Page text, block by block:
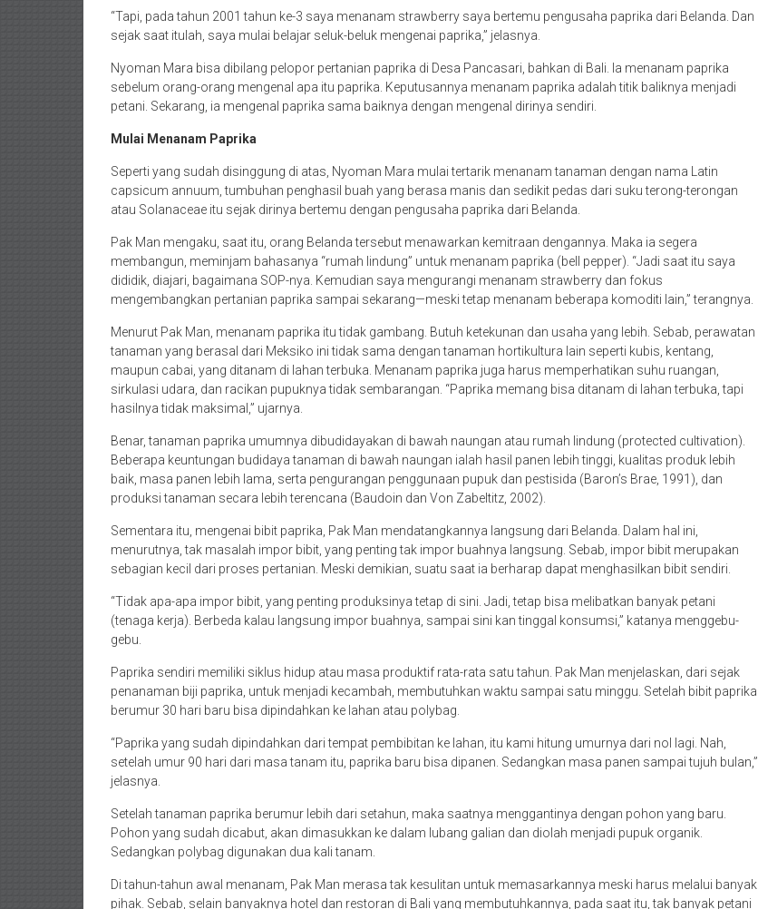
“Tapi, pada tahun 2001 tahun ke-3 saya menanam strawberry saya bertemu pengusaha paprika dari Belanda. Dan
sejak saat itulah, saya mulai belajar seluk-beluk mengenai paprika,” jelasnya.
Nyoman Mara bisa dibilang pelopor pertanian paprika di Desa Pancasari, bahkan di Bali. Ia menanam paprika
sebelum orang-orang mengenal apa itu paprika. Keputusannya menanam paprika adalah titik baliknya menjadi
petani. Sekarang, ia mengenal paprika sama baiknya dengan mengenal dirinya sendiri.
Mulai Menanam Paprika
Seperti yang sudah disinggung di atas, Nyoman Mara mulai tertarik menanam tanaman dengan nama Latin
capsicum annuum, tumbuhan penghasil buah yang berasa manis dan sedikit pedas dari suku terong-terongan
atau Solanaceae itu sejak dirinya bertemu dengan pengusaha paprika dari Belanda.
Pak Man mengaku, saat itu, orang Belanda tersebut menawarkan kemitraan dengannya. Maka ia segera
membangun, meminjam bahasanya “rumah lindung” untuk menanam paprika (bell pepper). “Jadi saat itu saya
dididik, diajari, bagaimana SOP-nya. Kemudian saya mengurangi menanam strawberry dan fokus
mengembangkan pertanian paprika sampai sekarang—meski tetap menanam beberapa komoditi lain,” terangnya.
Menurut Pak Man, menanam paprika itu tidak gambang. Butuh ketekunan dan usaha yang lebih. Sebab, perawatan
tanaman yang berasal dari Meksiko ini tidak sama dengan tanaman hortikultura lain seperti kubis, kentang,
maupun cabai, yang ditanam di lahan terbuka. Menanam paprika juga harus memperhatikan suhu ruangan,
sirkulasi udara, dan racikan pupuknya tidak sembarangan. “Paprika memang bisa ditanam di lahan terbuka, tapi
hasilnya tidak maksimal,” ujarnya.
Benar, tanaman paprika umumnya dibudidayakan di bawah naungan atau rumah lindung (protected cultivation).
Beberapa keuntungan budidaya tanaman di bawah naungan ialah hasil panen lebih tinggi, kualitas produk lebih
baik, masa panen lebih lama, serta pengurangan penggunaan pupuk dan pestisida (Baron’s Brae, 1991), dan
produksi tanaman secara lebih terencana (Baudoin dan Von Zabeltitz, 2002).
Sementara itu, mengenai bibit paprika, Pak Man mendatangkannya langsung dari Belanda. Dalam hal ini,
menurutnya, tak masalah impor bibit, yang penting tak impor buahnya langsung. Sebab, impor bibit merupakan
sebagian kecil dari proses pertanian. Meski demikian, suatu saat ia berharap dapat menghasilkan bibit sendiri.
“Tidak apa-apa impor bibit, yang penting produksinya tetap di sini. Jadi, tetap bisa melibatkan banyak petani
(tenaga kerja). Berbeda kalau langsung impor buahnya, sampai sini kan tinggal konsumsi,” katanya menggebu-
gebu.
Paprika sendiri memiliki siklus hidup atau masa produktif rata-rata satu tahun. Pak Man menjelaskan, dari sejak
penanaman biji paprika, untuk menjadi kecambah, membutuhkan waktu sampai satu minggu. Setelah bibit paprika
berumur 30 hari baru bisa dipindahkan ke lahan atau polybag.
“Paprika yang sudah dipindahkan dari tempat pembibitan ke lahan, itu kami hitung umurnya dari nol lagi. Nah,
setelah umur 90 hari dari masa tanam itu, paprika baru bisa dipanen. Sedangkan masa panen sampai tujuh bulan,”
jelasnya.
Setelah tanaman paprika berumur lebih dari setahun, maka saatnya menggantinya dengan pohon yang baru.
Pohon yang sudah dicabut, akan dimasukkan ke dalam lubang galian dan diolah menjadi pupuk organik.
Sedangkan polybag digunakan dua kali tanam.
Di tahun-tahun awal menanam, Pak Man merasa tak kesulitan untuk memasarkannya meski harus melalui banyak
pihak. Sebab, selain banyaknya hotel dan restoran di Bali yang membutuhkannya, pada saat itu, tak banyak petani